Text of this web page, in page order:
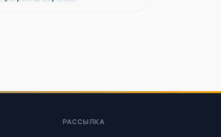
РАССЫЛКА